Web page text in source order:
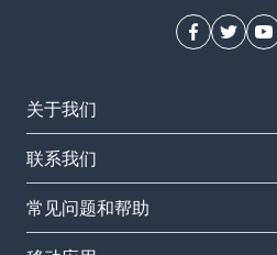
关于我们
联系我们
常见问题和帮助